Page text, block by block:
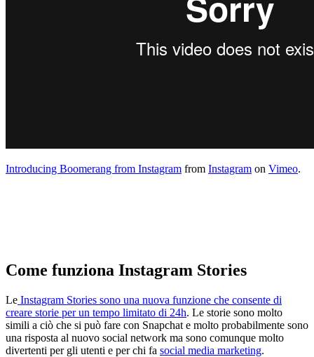
Introducing Boomerang from Instagram from Instagram on Vimeo.
Come funziona Instagram Stories
Le Instagram Stories sono una nuova funzione che consente di
creare storie per un tempo limitato di 24h. Le storie sono molto
simili a ciò che si può fare con Snapchat e molto probabilmente sono
una risposta al nuovo social network ma sono comunque molto
divertenti per gli utenti e per chi fa social media marketing.